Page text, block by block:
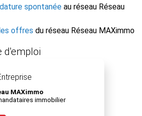
spontanée au réseau Réseau
offres du réseau Réseau MAXimmo
d'emploi
MAXimmo
immobilier